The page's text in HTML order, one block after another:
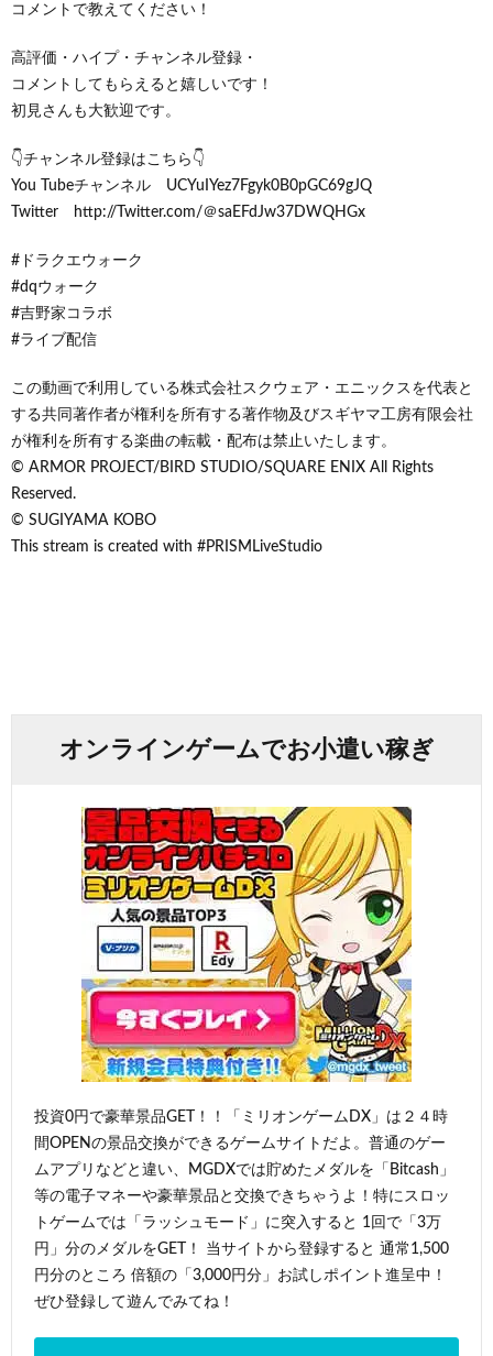
コメントで教えてください！
高評価・ハイプ・チャンネル登録・
コメントしてもらえると嬉しいです！
初見さんも大歓迎です。
👇チャンネル登録はこちら👇
You Tubeチャンネル UCYuIYez7Fgyk0B0pGC69gJQ
Twitter http://Twitter.com/＠saEFdJw37DWQHGx
#ドラクエウォーク
#dqウォーク
#吉野家コラボ
#ライブ配信
この動画で利用している株式会社スクウェア・エニックスを代表と
する共同著作者が権利を所有する著作物及びスギヤマ工房有限会社
が権利を所有する楽曲の転載・配布は禁止いたします。
© ARMOR PROJECT/BIRD STUDIO/SQUARE ENIX All Rights
Reserved.
© SUGIYAMA KOBO
This stream is created with #PRISMLiveStudio
オンラインゲームでお小遣い稼ぎ
投資0円で豪華景品GET！！「ミリオンゲームDX」は２４時
間OPENの景品交換ができるゲームサイトだよ。普通のゲー
ムアプリなどと違い、MGDXでは貯めたメダルを「Bitcash」
等の電子マネーや豪華景品と交換できちゃうよ！特にスロッ
トゲームでは「ラッシュモード」に突入すると 1回で「3万
円」分のメダルをGET！ 当サイトから登録すると 通常1,500
円分のところ 倍額の「3,000円分」お試しポイント進呈中！
ぜひ登録して遊んでみてね！